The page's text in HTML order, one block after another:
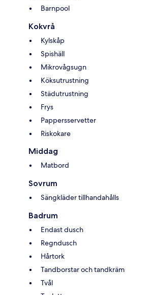
Barnpool
Kokvrå
Kylskåp
Spishäll
Mikrovågsugn
Köksutrustning
Städutrustning
Frys
Pappersservetter
Riskokare
Middag
Matbord
Sovrum
Sängkläder tillhandahålls
Badrum
Endast dusch
Regndusch
Hårtork
Tandborstar och tandkräm
Tvål